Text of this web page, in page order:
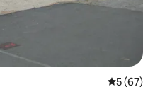
5 de uma
5 (67)